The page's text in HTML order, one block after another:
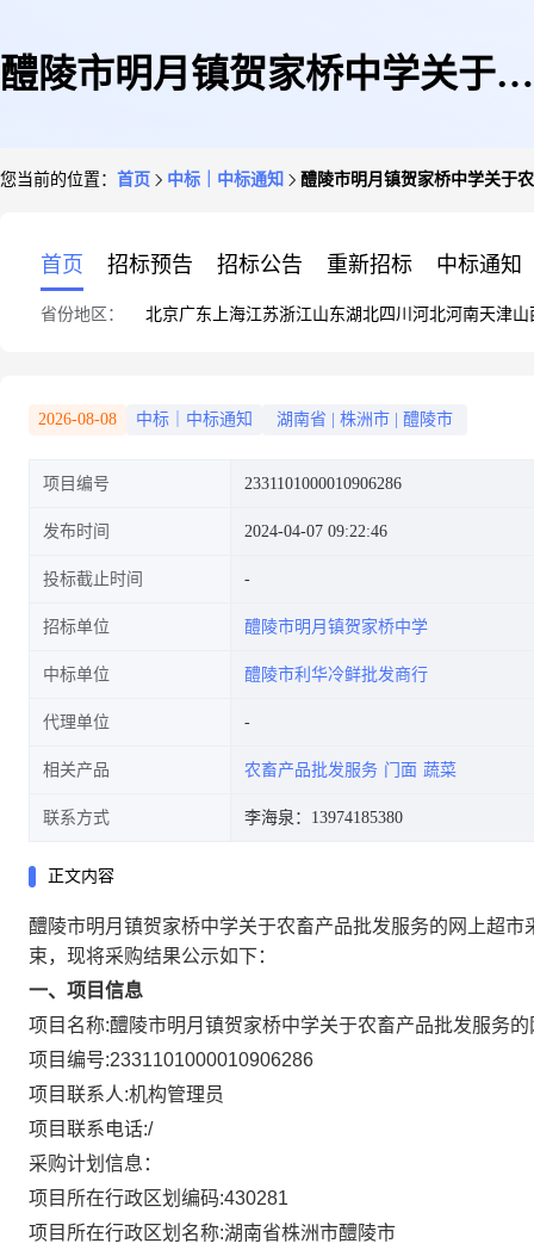
醴陵市明月镇贺家桥中学关于农
您当前的位置： 首页 中标｜中标通知 醴陵市明月镇贺家桥中学关于
首页 招标预告 招标公告 重新招标 中标通知
省份地区： 北京广东 上海江苏浙江山东湖北四川 河北河南天津山
2026-08-08 中标｜中标通知 湖南省 株洲市 醴陵市
项目编号 2331101000010906286
发布时间 2024-04-07 09:22:46
投标截止时间
招标单位 醴陵市明月镇贺家桥中学
中标单位 醴陵市利华冷鲜批发商行
代理单位
相关产品 农畜产品批发服务 门面 蔬菜
联系方式 李海泉：13974185380
正文内容
醴陵市明月镇贺家桥中学关于农畜产品批发服务的网上超市
束，现将采购结果公示如下：
一、项目信息
项目名称:醴陵市明月镇贺家桥中学关于农畜产品批发服务
项目编号:2331101000010906286
项目联系人:机构管理员
项目联系电话:/
采购计划信息：
项目所在行政区划编码:430281
项目所在行政区划名称:湖南省株洲市醴陵市